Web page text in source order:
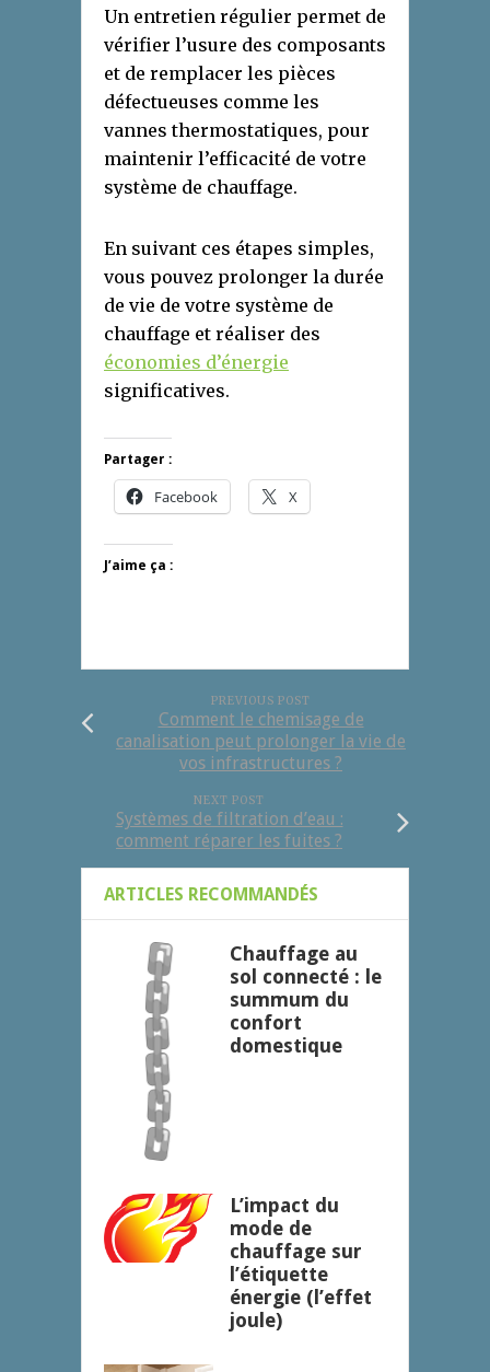
Un entretien régulier permet de
vérifier l’usure des composants
et de remplacer les pièces
défectueuses comme les
vannes thermostatiques, pour
maintenir l’efficacité de votre
système de chauffage.
En suivant ces étapes simples,
vous pouvez prolonger la durée
de vie de votre système de
chauffage et réaliser des
économies d’énergie
significatives.
Partager :
Facebook X
J’aime ça :
PREVIOUS POST
Comment le chemisage de
canalisation peut prolonger la vie de
vos infrastructures ?
NEXT POST
Systèmes de filtration d’eau :
comment réparer les fuites ?
ARTICLES RECOMMANDÉS
Chauffage au
sol connecté : le
summum du
confort
domestique
L’impact du
mode de
chauffage sur
l’étiquette
énergie (l’effet
joule)